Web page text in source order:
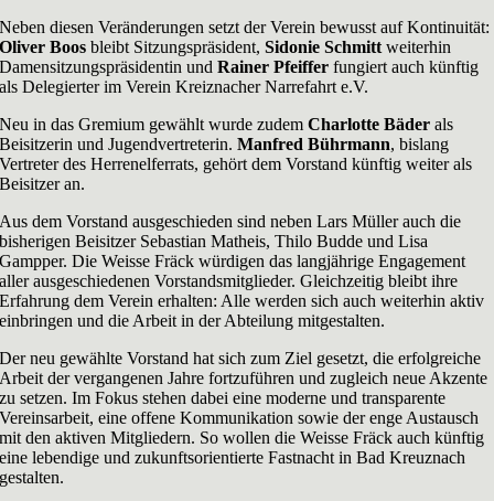
Neben diesen Veränderungen setzt der Verein bewusst auf Kontinuität:
Oliver Boos bleibt Sitzungspräsident,Sidonie Schmitt weiterhin
Damensitzungspräsidentin undRainer Pfeiffer fungiert auch künftig
als Delegierter im Verein Kreiznacher Narrefahrt e.V.
Neu in das Gremium gewählt wurde zudemCharlotte Bäder als
Beisitzerin und Jugendvertreterin.Manfred Bührmann, bislang
Vertreter des Herrenelferrats, gehört dem Vorstand künftig weiter als
Beisitzer an.
Aus dem Vorstand ausgeschieden sind neben Lars Müller auch die
bisherigen Beisitzer Sebastian Matheis, Thilo Budde und Lisa
Gampper. Die Weisse Fräck würdigen das langjährige Engagement
aller ausgeschiedenen Vorstandsmitglieder. Gleichzeitig bleibt ihre
Erfahrung dem Verein erhalten: Alle werden sich auch weiterhin aktiv
einbringen und die Arbeit in der Abteilung mitgestalten.
Der neu gewählte Vorstand hat sich zum Ziel gesetzt, die erfolgreiche
Arbeit der vergangenen Jahre fortzuführen und zugleich neue Akzente
zu setzen. Im Fokus stehen dabei eine moderne und transparente
Vereinsarbeit, eine offene Kommunikation sowie der enge Austausch
mit den aktiven Mitgliedern. So wollen die Weisse Fräck auch künftig
eine lebendige und zukunftsorientierte Fastnacht in Bad Kreuznach
gestalten.